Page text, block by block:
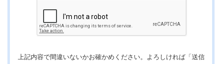
上記内容で間違いないかお確かめください。よろしければ「送信